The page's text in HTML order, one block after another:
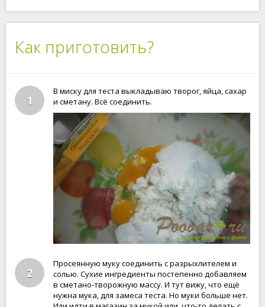
Как приготовить?
1
В миску для теста выкладываю творог, яйца, сахар
и сметану. Всё соединить.
2
Просеянную муку соединить с разрыхлителем и
солью. Сухие ингредиенты постепенно добавляем
в сметано-творожную массу. И тут вижу, что ещё
нужна мука, для замеса теста. Но муки больше нет.